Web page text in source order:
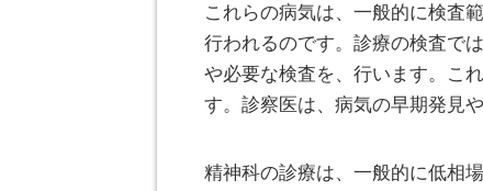
これらの病気は、一般的に検査
行われるのです。診療の検査で
や必要な検査を、行います。こ
す。診察医は、病気の早期発見
精神科の診療は、一般的に低相